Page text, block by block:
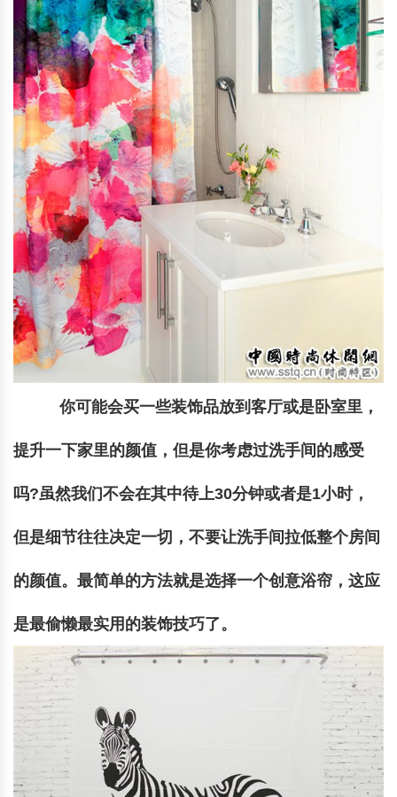
你可能会买一些装饰品放到客厅或是卧室里，
提升一下家里的颜值，但是你考虑过洗手间的感受
吗?虽然我们不会在其中待上30分钟或者是1小时，
但是细节往往决定一切，不要让洗手间拉低整个房间
的颜值。最简单的方法就是选择一个创意浴帘，这应
是最偷懒最实用的装饰技巧了。